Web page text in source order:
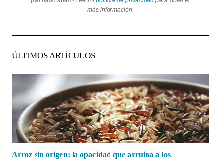
más información.
ÚLTIMOS ARTÍCULOS
Arroz sin origen: la opacidad que arruina a los